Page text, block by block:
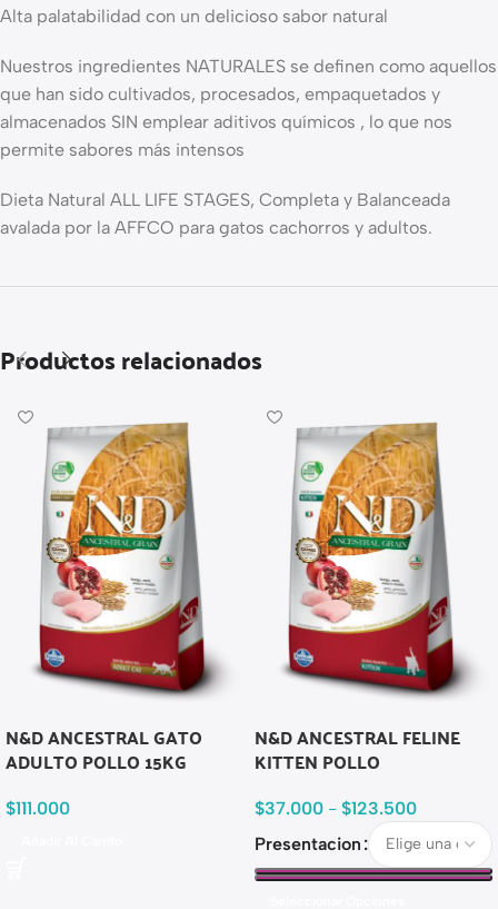
Alta palatabilidad con un delicioso sabor natural
Nuestros ingredientes NATURALES se definen como aquellos
que han sido cultivados, procesados, empaquetados y
almacenados SIN emplear aditivos químicos , lo que nos
permite sabores más intensos
Dieta Natural ALL LIFE STAGES, Completa y Balanceada
avalada por la AFFCO para gatos cachorros y adultos.
Productos relacionados
N&D ANCESTRAL GATO
ADULTO POLLO 15KG
$111.000
N&D ANCESTRAL FELINE
KITTEN POLLO
$37.000 - $123.500
Presentacion